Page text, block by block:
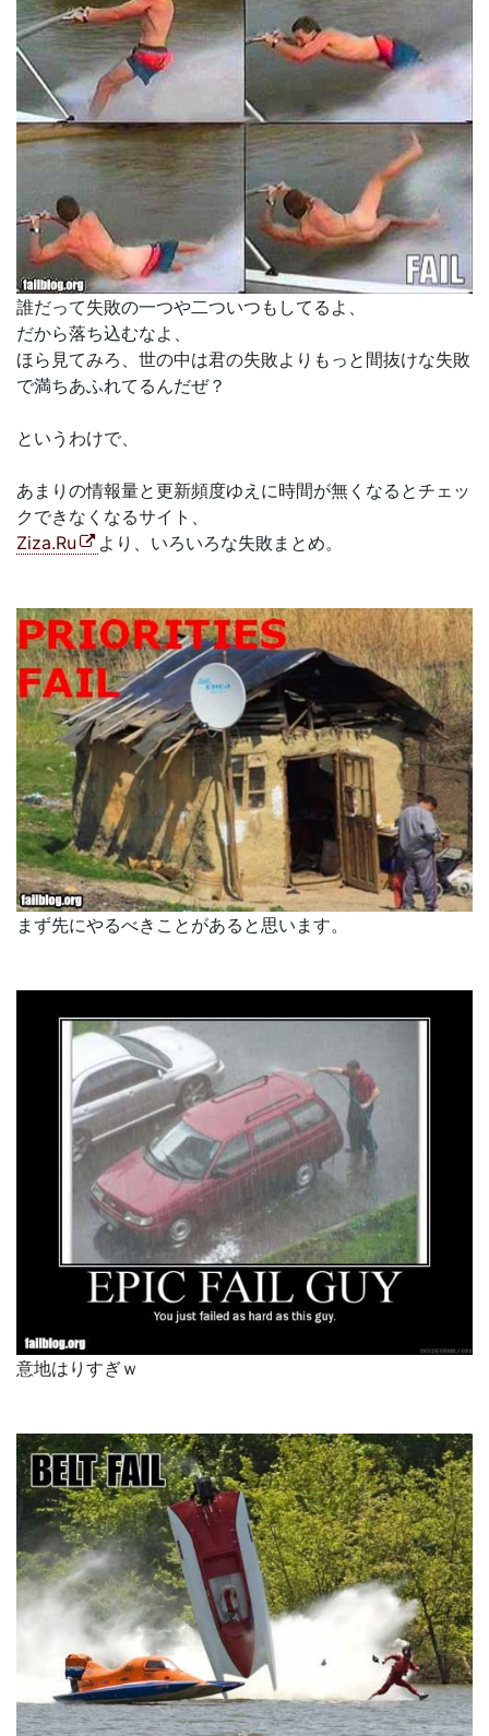
誰だって失敗の一つや二ついつもしてるよ、
だから落ち込むなよ、
ほら見てみろ、世の中は君の失敗よりもっと間抜けな失敗
で満ちあふれてるんだぜ？
というわけで、
あまりの情報量と更新頻度ゆえに時間が無くなるとチェッ
クできなくなるサイト、
Ziza.Ru
より、いろいろな失敗まとめ。
まず先にやるべきことがあると思います。
意地はりすぎｗ